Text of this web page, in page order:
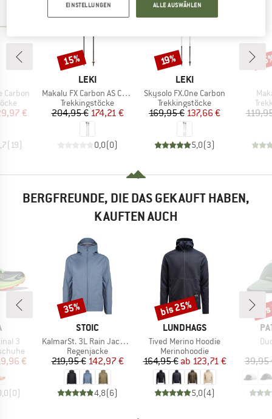
Carbon
Preis
€
( 19)
MARKE
LEKI
Artikel
Makalu FX Carbon AS Compact
Produktgruppe
Trekkingstöcke
Preis
204,95 €reduzierter Preis
174,21 €
0,0(0)
Rabatt
15%
MARKE
LEKI
Artikel
Skysolo FX.One Carbon
Produktgruppe
Trekkingstöcke
Preis
169,95 €reduzierter Preis
137,66 €
5,0(3)
Rabatt
19%
BERGFREUNDE, DIE DAS GEKAUFT HABEN,
KAUFTEN AUCH
3
Preis
€
(0)
MARKE
STOIC
Artikel
KalmarSt. 3L Rain Jacket II
Produktgruppe
Regenjacke
Preis
219,95 € reduzierter Preis
142,97 €
4,8(6)
Rabatt
35%
MARKE
LUNDHAGS
Artikel
Tived Merino Hoodie
Produktgruppe
Merinohoodie
Preis
164,95 € reduzierter Preis
ab 123,71 €
5,0(4)
Rabatt
bis 25%
39,95
EINSTELLUNGEN ALLE AUSWÄHLEN